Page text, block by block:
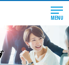
MENU